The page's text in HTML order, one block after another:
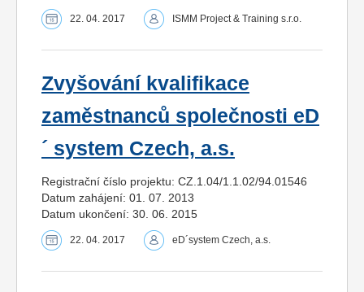
22. 04. 2017 ISMM Project & Training s.r.o.
Zvyšování kvalifikace
zaměstnanců společnosti eD
´ system Czech, a.s.
Registrační číslo projektu: CZ.1.04/1.1.02/94.01546
Datum zahájení: 01. 07. 2013
Datum ukončení: 30. 06. 2015
22. 04. 2017 eD´system Czech, a.s.